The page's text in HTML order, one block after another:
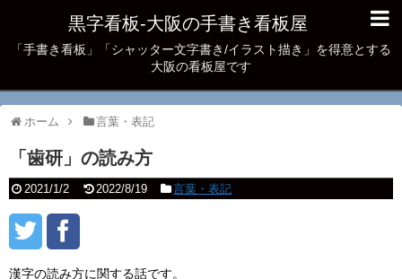
黒字看板‐大阪の手書き看板屋
「手書き看板」「シャッター文字書き/イラスト描き」を得意とする
大阪の看板屋です
ホーム 言葉・表記
「歯研」の読み方
2021/1/2 2022/8/19 言葉・表記
漢字の読み方に関する話です。